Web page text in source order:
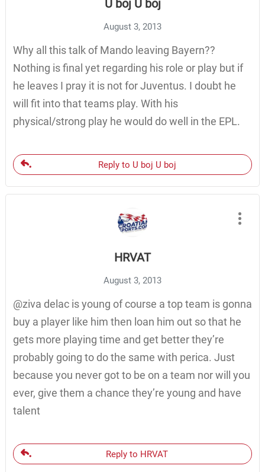
U boj U boj
August 3, 2013
Why all this talk of Mando leaving Bayern??
Nothing is final yet regarding his role or play but if
he leaves I pray it is not for Juventus. I doubt he
will fit into that teams play. With his
physical/strong play he would do well in the EPL.
Reply to U boj U boj
HRVAT
August 3, 2013
@ziva delac is young of course a top team is gonna
buy a player like him then loan him out so that he
gets more playing time and get better they’re
probably going to do the same with perica. Just
because you never got to be on a team nor will you
ever, give them a chance they’re young and have
talent
Reply to HRVAT